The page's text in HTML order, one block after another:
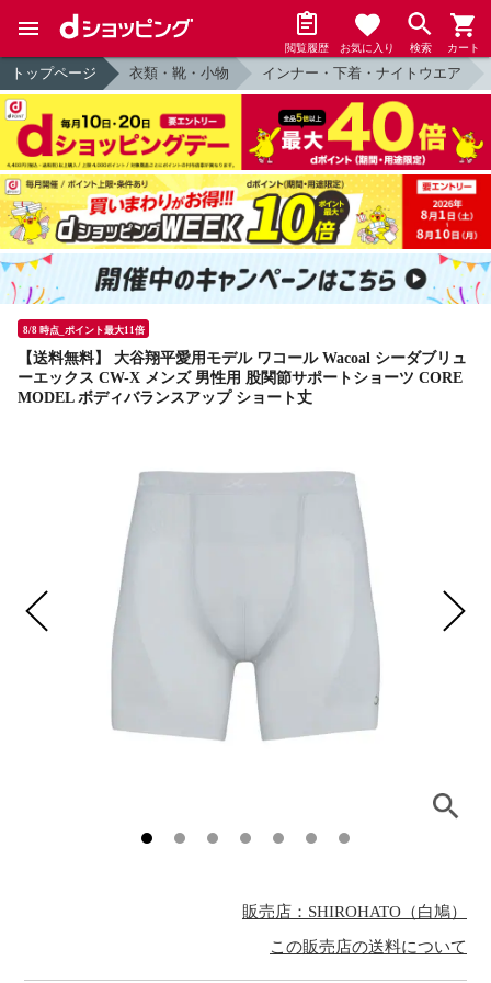
閲覧履歴 お気に入り 検索 カート
トップページ 衣類・靴・小物 インナー・下着・ナイトウエア
8/8 時点_ポイント最大11倍
【送料無料】 大谷翔平愛用モデル ワコール Wacoal シーダブリュ
ーエックス CW-X メンズ 男性用 股関節サポートショーツ CORE
MODEL ボディバランスアップ ショート丈
販売店：SHIROHATO（白鳩）
この販売店の送料について